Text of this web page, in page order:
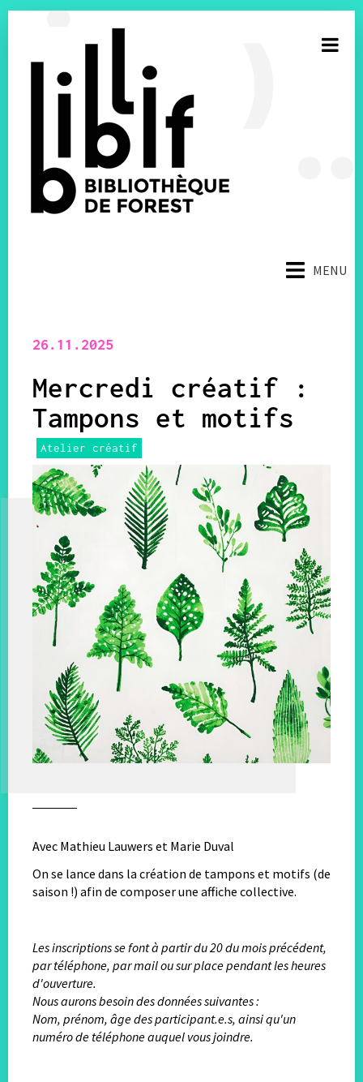
MENU
26.11.2025
Mercredi créatif :
Tampons et motifs
Atelier créatif
Avec Mathieu Lauwers et Marie Duval
On se lance dans la création de tampons et motifs (de
saison !) afin de composer une affiche collective.
Les inscriptions se font à partir du 20 du mois précédent,
par téléphone, par mail ou sur place pendant les heures
d'ouverture.
Nous aurons besoin des données suivantes :
Nom, prénom, âge des participant.e.s, ainsi qu'un
numéro de téléphone auquel vous joindre.